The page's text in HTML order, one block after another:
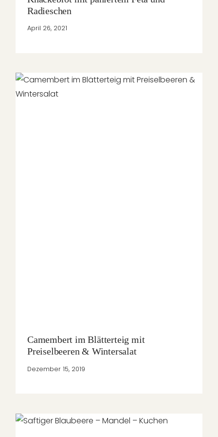
Radieschen
April 26, 2021
Camembert im Blätterteig mit
Preiselbeeren & Wintersalat
Dezember 15, 2019